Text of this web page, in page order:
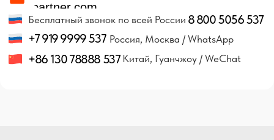
+86 130 78888 537Китай, Гуанчжоу / WeChat